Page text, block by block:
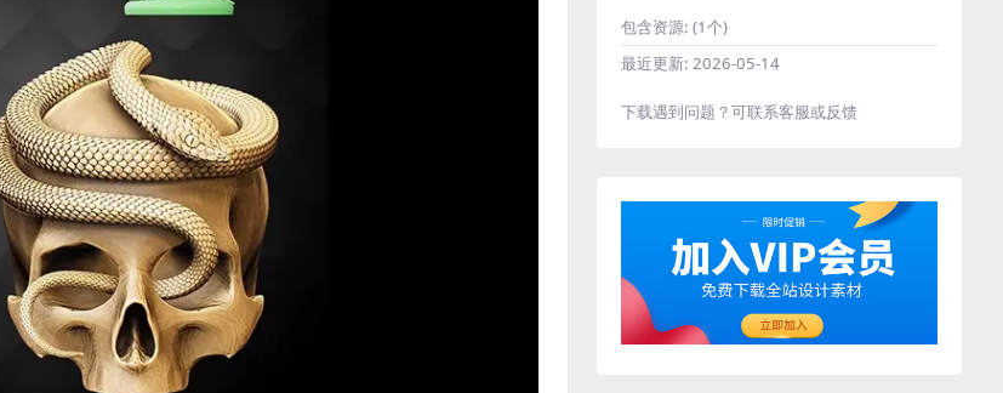
包含资源: (1个)
最近更新: 2026-05-14
下载遇到问题？可联系客服或反馈